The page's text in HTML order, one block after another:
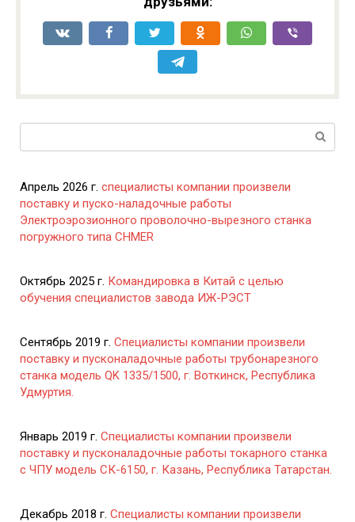
Апрель 2026 г. специалисты компании произвели
поставку и пуско-наладочные работы
Электроэрозионного проволочно-вырезного станка
погружного типа CHMER
Октябрь 2025 г. Командировка в Китай с целью
обучения специалистов завода ИЖ-РЭСТ
Сентябрь 2019 г. Специалисты компании произвели
поставку и пусконаладочные работы трубонарезного
станка модель QK 1335/1500, г. Воткинск, Республика
Удмуртия.
Январь 2019 г. Специалисты компании произвели
поставку и пусконаладочные работы токарного станка
с ЧПУ модель СК-6150, г. Казань, Республика Татарстан.
Декабрь 2018 г. Специалисты компании произвели